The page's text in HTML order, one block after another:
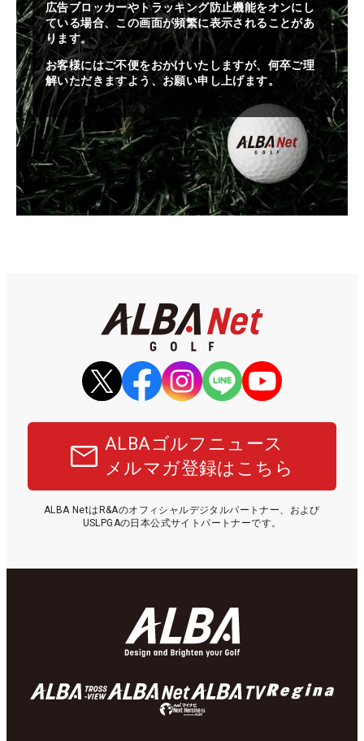
広告ブロッカーやトラッキング防止機能をオンにし
ている場合、この画面が頻繁に表示されることがあ
ります。
お客様にはご不便をおかけいたしますが、何卒ご理
解いただきますよう、お願い申し上げます。
ALBAゴルフニュース
メルマガ登録はこちら
ALBA NetはR&Aのオフィシャルデジタルパートナー、および
USLPGAの日本公式サイトパートナーです。